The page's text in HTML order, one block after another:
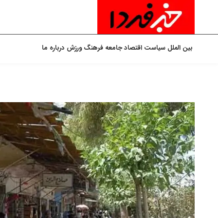
بین الملل سیاست اقتصادجامعه فرهنگورزش درباره ما